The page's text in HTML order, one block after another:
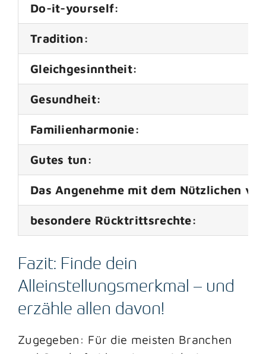
Do-it-yourself:
Tradition:
Gleichgesinntheit:
Gesundheit:
Familienharmonie:
Gutes tun:
Das Angenehme mit dem Nützlichen
besondere Rücktrittsrechte:
Fazit: Finde dein
Alleinstellungsmerkmal – und
erzähle allen davon!
Zugegeben: Für die meisten Branchen